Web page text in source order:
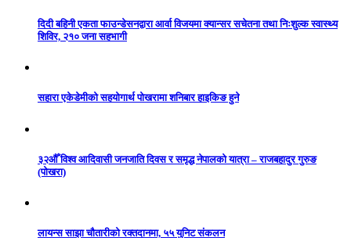
दिदी बहिनी एकता फाउन्डेसनद्वारा आर्वा विजयमा क्यान्सर सचेतना तथा निःशुल्क स्वास्थ्य
शिविर, २१० जना सहभागी
सहारा एकेडेमीको सहयोगार्थ पोखरामा शनिबार हाइकिङ हुने
३२औँ विश्व आदिवासी जनजाति दिवस र समृद्ध नेपालको यात्रा – राजबहादुर गुरुङ
(पोखरा)
लायन्स साझा चौतारीको रक्तदानमा, ५५ युनिट संकलन